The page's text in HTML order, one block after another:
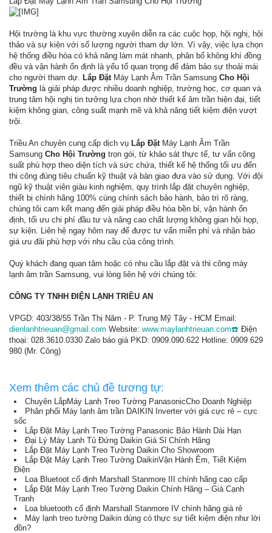
Hội trường là khu vực thường xuyên diễn ra các cuộc họp, hội nghị, hội
thảo và sự kiện với số lượng người tham dự lớn. Vì vậy, việc lựa chọn
hệ thống điều hòa có khả năng làm mát nhanh, phân bổ không khí đồng
đều và vận hành ổn định là yếu tố quan trọng để đảm bảo sự thoải mái
cho người tham dự. Lắp Đặt Máy Lạnh Âm Trần Samsung Cho Hội
Trường là giải pháp được nhiều doanh nghiệp, trường học, cơ quan và
trung tâm hội nghị tin tưởng lựa chọn nhờ thiết kế âm trần hiện đại, tiết
kiệm không gian, công suất mạnh mẽ và khả năng tiết kiệm điện vượt
trội.
Triều An chuyên cung cấp dịch vụ Lắp Đặt Máy Lạnh Âm Trần
Samsung Cho Hội Trường trọn gói, từ khảo sát thực tế, tư vấn công
suất phù hợp theo diện tích và sức chứa, thiết kế hệ thống tối ưu đến
thi công đúng tiêu chuẩn kỹ thuật và bàn giao đưa vào sử dụng. Với đội
ngũ kỹ thuật viên giàu kinh nghiệm, quy trình lắp đặt chuyên nghiệp,
thiết bị chính hãng 100% cùng chính sách bảo hành, bảo trì rõ ràng,
chúng tôi cam kết mang đến giải pháp điều hòa bền bỉ, vận hành ổn
định, tối ưu chi phí đầu tư và nâng cao chất lượng không gian hội họp,
sự kiện. Liên hệ ngay hôm nay để được tư vấn miễn phí và nhận báo
giá ưu đãi phù hợp với nhu cầu của công trình.
Quý khách đang quan tâm hoặc có nhu cầu lắp đặt và thi công máy
lạnh âm trần Samsung, vui lòng liên hệ với chúng tôi:
CÔNG TY TNHH ĐIỆN LẠNH TRIỀU AN
VPGD: 403/38/55 Trần Thị Năm - P. Trung Mỹ Tây - HCM Email:
dienlanhtrieuan@gmail.com Website: www.maylanhtrieuan.com☎️ Điện
thoại: 028.3610.0330 Zalo báo giá PKD: 0909.090.622 Hotline: 0909 629
980 (Mr. Công)
Xem thêm các chủ đề tương tự:
Chuyên LắpMáy Lạnh Treo Tường PanasonicCho Doanh Nghiệp
Phân phối Máy lạnh âm trần DAIKIN Inverter với giá cực rẻ – cực
sốc
Lắp Đặt Máy Lạnh Treo Tường Panasonic Bảo Hành Dài Hạn
Đại Lý Máy Lạnh Tủ Đứng Daikin Giá Sỉ Chính Hãng
Lắp Đặt Máy Lạnh Treo Tường Daikin Cho Showroom
Lắp Đặt Máy Lạnh Treo Tường DaikinVận Hành Êm, Tiết Kiệm
Điện
Loa Bluetoot cố định Marshall Stanmore III chính hãng cao cấp
Lắp Đặt Máy Lạnh Treo Tường Daikin Chính Hãng – Giá Cạnh
Tranh
Loa bluetooth cố định Marshall Stanmore IV chính hãng giá rẻ
Máy lạnh treo tường Daikin dùng có thực sự tiết kiệm điện như lời
đồn?